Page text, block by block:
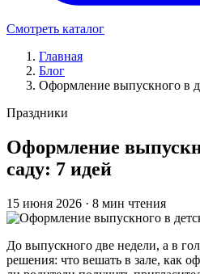
Смотреть каталог
Главная
Блог
Оформление выпускного в
Праздники
Оформление
саду: 7 идей
15 июня 2026 · 8 мин чтения
До выпускного две недели, а в
решения: что вешать в зале, как